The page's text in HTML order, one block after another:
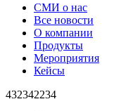
СМИ о нас
Все новости
О компании
Продукты
Мероприятия
Кейсы
432342234